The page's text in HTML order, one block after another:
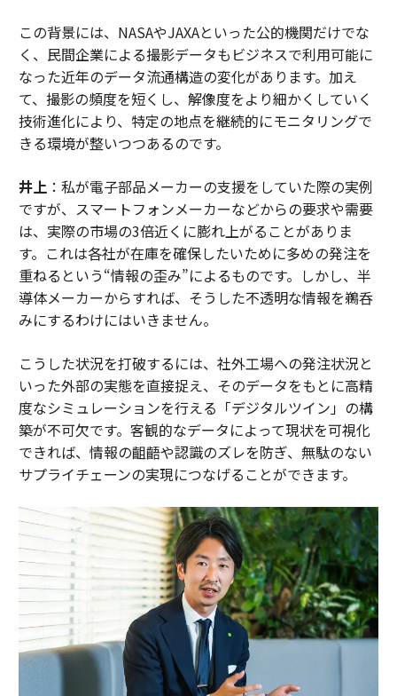
この背景には、NASAやJAXAといった公的機関だけでな
く、民間企業による撮影データもビジネスで利用可能に
なった近年のデータ流通構造の変化があります。加え
て、撮影の頻度を短くし、解像度をより細かくしていく
技術進化により、特定の地点を継続的にモニタリングで
きる環境が整いつつあるのです。
井上 ：私が電子部品メーカーの支援をしていた際の実例
ですが、スマートフォンメーカーなどからの要求や需要
は、実際の市場の3倍近くに膨れ上がることがありま
す。これは各社が在庫を確保したいために多めの発注を
重ねるという“情報の歪み”によるものです。しかし、半
導体メーカーからすれば、そうした不透明な情報を鵜呑
みにするわけにはいきません。
こうした状況を打破するには、社外工場への発注状況と
いった外部の実態を直接捉え、そのデータをもとに高精
度なシミュレーションを行える「デジタルツイン」の構
築が不可欠です。客観的なデータによって現状を可視化
できれば、情報の齟齬や認識のズレを防ぎ、無駄のない
サプライチェーンの実現につなげることができます。